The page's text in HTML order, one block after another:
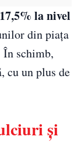
la nivel
din piața
schimb,
cu un plus de
și